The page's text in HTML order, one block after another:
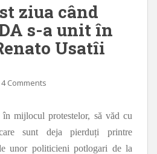
ziua când
s-a unit în
Usatîi
4 Comments
mijlocul protestelor, să văd cu
sunt deja pierduți printre
unor politicieni potlogari de la